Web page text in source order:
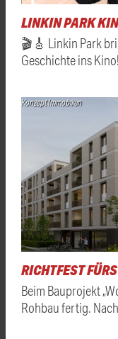
LINKIN PARK
🎬🎸 Linkin Park
Geschichte ins
Konzept Immobilien
RICHTFEST
Beim Bauprojekt
Rohbau fertig.